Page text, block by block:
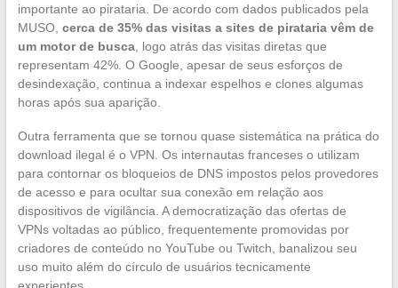
importante ao pirataria. De acordo com dados publicados pela
MUSO, cerca de 35% das visitas a sites de pirataria vêm de
um motor de busca, logo atrás das visitas diretas que
representam 42%. O Google, apesar de seus esforços de
desindexação, continua a indexar espelhos e clones algumas
horas após sua aparição.
Outra ferramenta que se tornou quase sistemática na prática do
download ilegal é o VPN. Os internautas franceses o utilizam
para contornar os bloqueios de DNS impostos pelos provedores
de acesso e para ocultar sua conexão em relação aos
dispositivos de vigilância. A democratização das ofertas de
VPNs voltadas ao público, frequentemente promovidas por
criadores de conteúdo no YouTube ou Twitch, banalizou seu
uso muito além do círculo de usuários tecnicamente